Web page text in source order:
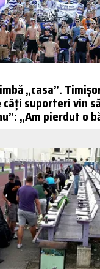
„casa”.
suporteri vin
„Am pierdut o